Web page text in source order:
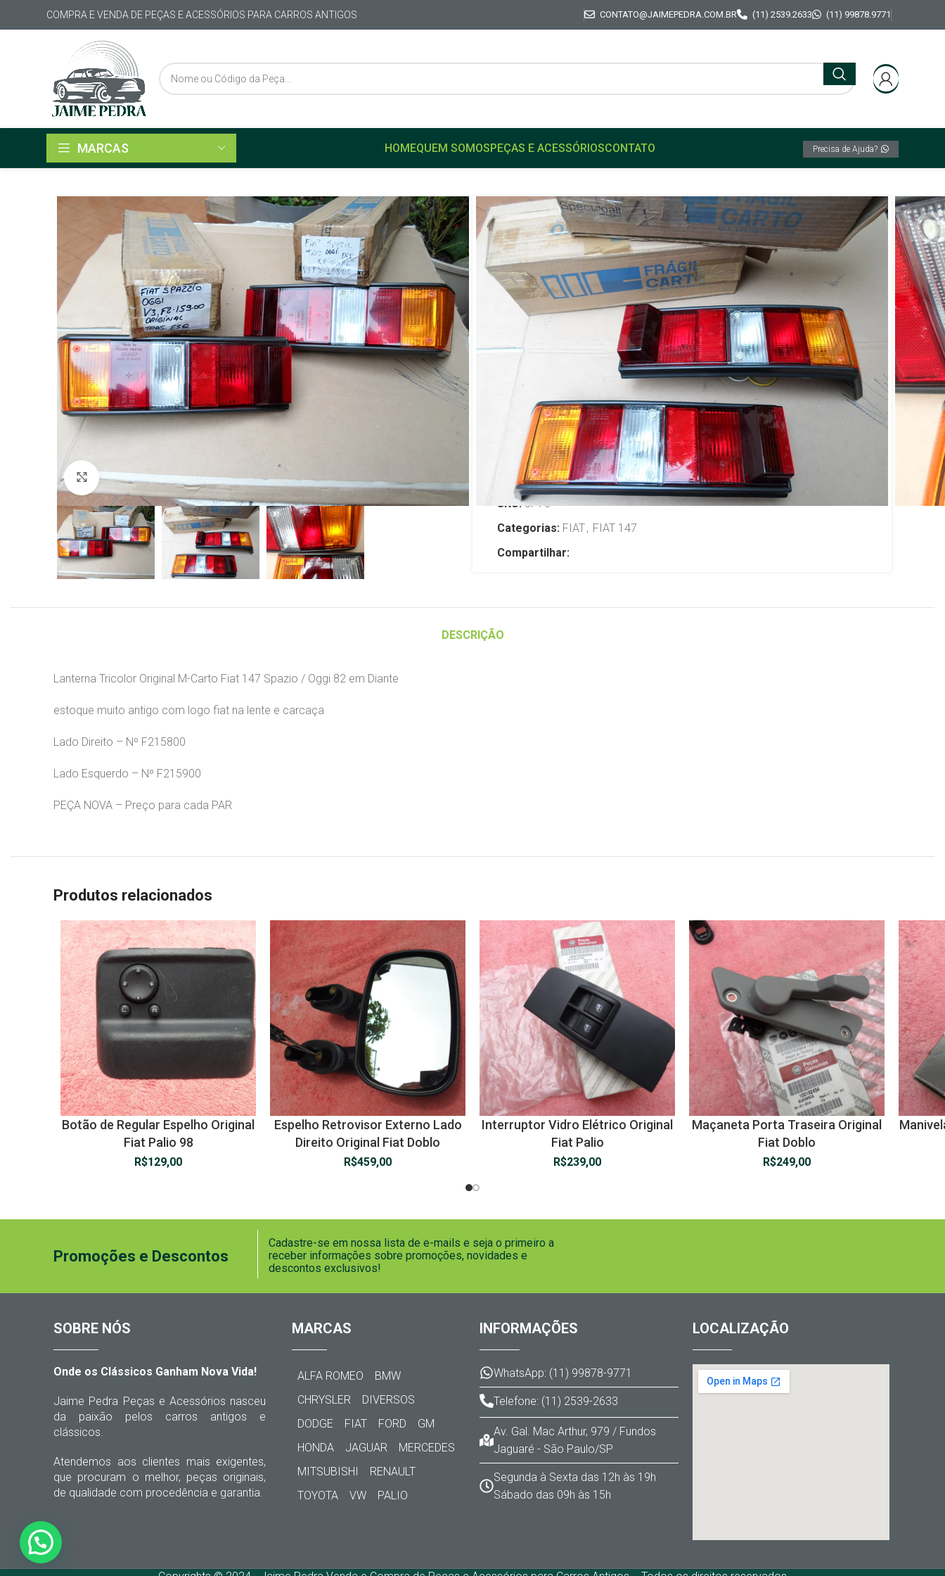
COMPRA E VENDA DE PEÇAS E ACESSÓRIOS PARA CARROS ANTIGOS CONTATO@JAIMEPEDRA.COM.BR (11) 2539.2633 (11) 99878.9771
MARCAS HOMEQUEM SOMOSPEÇAS E ACESSÓRIOSCONTATO Precisa de Ajuda?
Click to enlarge
Início FIAT
FIAT 147
Lanterna tricolor traseira Original M-Carto Fiat 147 Spazio / Oggi C/Logo
fiat
Lanterna tricolor traseira Original
M-Carto Fiat 147 Spazio / Oggi
2.699,00
TENHO INTERESSE
SKU:JP78
Categorias: FIAT, FIAT 147
Compartilhar:
DESCRIÇÃO
Lanterna Tricolor Original M-Carto Fiat 147 Spazio / Oggi 82 em Diante
estoque muito antigo com logo fiat na lente e carcaça
Lado Direito – Nº F215800
Lado Esquerdo – Nº F215900
PEÇA NOVA – Preço para cada PAR
Produtos relacionados
Botão de Regular Espelho Original
Fiat Palio 98
R$129,00
Espelho Retrovisor Externo Lado
Direito Original Fiat Doblo
R$459,00
Interruptor Vidro Elétrico Original
Fiat Palio
R$239,00
Maçaneta Porta Traseira Original
Fiat Doblo
R$249,00
Promoções e Descontos
Cadastre-se em nossa lista de e-mails e seja o primeiro a
receber informações sobre promoções, novidades e
descontos exclusivos!
SOBRE NÓS
Onde os Clássicos Ganham Nova Vida!
Jaime Pedra Peças e Acessórios nasceu
da paixão pelos carros antigos e
clássicos.
Atendemos aos clientes mais exigentes,
que procuram o melhor, peças originais,
de qualidade com procedência e garantia.
MARCAS
ALFA ROMEO
BMW
CHRYSLER
DIVERSOS
DODGE
FIAT FORD
GM
HONDA
JAGUAR
MERCEDES
MITSUBISHI
RENAULT
TOYOTA
VW PALIO
INFORMAÇÕES
WhatsApp: (11) 99878-9771
Telefone: (11) 2539-2633
Av. Gal. Mac Arthur, 979 / Fundos
Jaguaré - São Paulo/SP
Segunda à Sexta das 12h às 19h
Sábado das 09h às 15h
LOCALIZAÇÃO